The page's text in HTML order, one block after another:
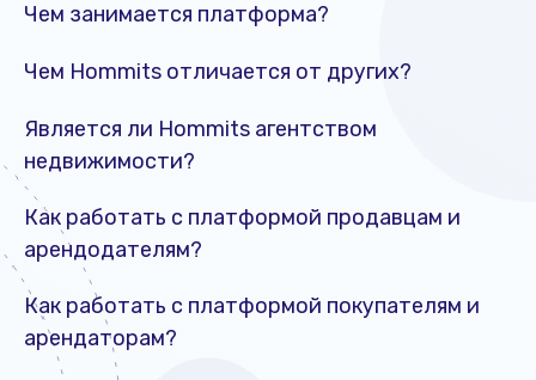
Чем занимается платформа?
Чем Hommits отличается от других?
Является ли Hommits агентством
недвижимости?
Как работать с платформой продавцам и
арендодателям?
Как работать с платформой покупателям и
арендаторам?